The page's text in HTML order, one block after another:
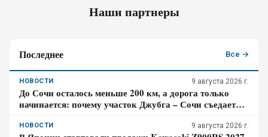
Наши партнеры
Последнее Все →
НОВОСТИ 9 августа 2026 г.
До Сочи осталось меньше 200 км, а дорога только
начинается: почему участок Джубга – Сочи съедает
НОВОСТИ 9 августа 2026 г.